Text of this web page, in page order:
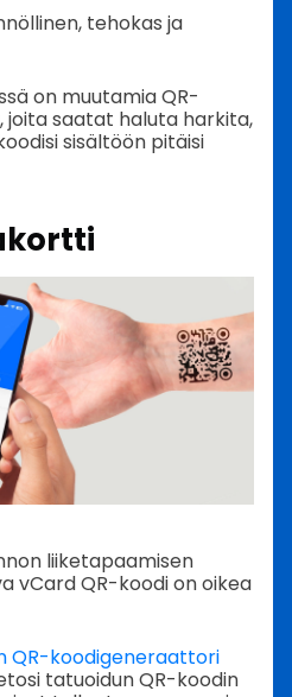
tehokas ja
on muutamia QR-
saatat haluta harkita,
sisältöön pitäisi
liiketapaamisen
vCard QR-koodi on oikea
QR-koodigeneraattori
tatuoidun QR-koodin